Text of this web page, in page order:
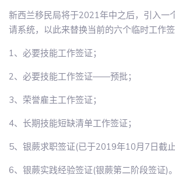
新西兰移民局将于2021年中之后，引入一
请系统，以此来替换当前的六个临时工作签
1、必要技能工作签证；
2、必要技能工作签证――预批；
3、荣誉雇主工作签证；
4、长期技能短缺清单工作签证；
5、银蕨求职签证(已于2019年10月7日截止
6、银蕨实践经验签证(银蕨第二阶段签证)。